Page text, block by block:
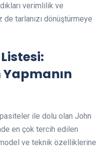
verimlilik ve
de tarlanızı dönüştürmeye
Yapmanın
ile dolu olan John
en çok tercih edilen
ve teknik özelliklerine